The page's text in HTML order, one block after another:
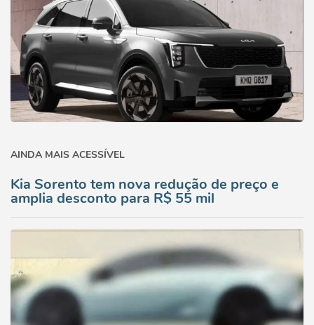
AINDA MAIS ACESSÍVEL
Kia Sorento tem nova redução de preço e
amplia desconto para R$ 55 mil